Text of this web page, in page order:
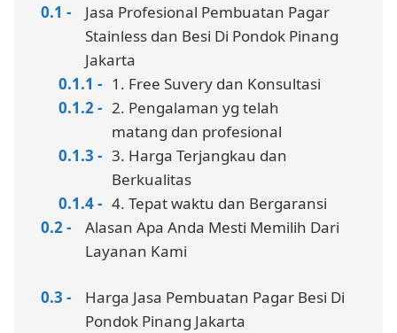
Jasa Profesional Pembuatan Pagar
Stainless dan Besi Di Pondok Pinang
Jakarta
1. Free Suvery dan Konsultasi
2. Pengalaman yg telah
matang dan profesional
3. Harga Terjangkau dan
Berkualitas
4. Tepat waktu dan Bergaransi
Alasan Apa Anda Mesti Memilih Dari
Layanan Kami
Harga Jasa Pembuatan Pagar Besi Di
Pondok Pinang Jakarta